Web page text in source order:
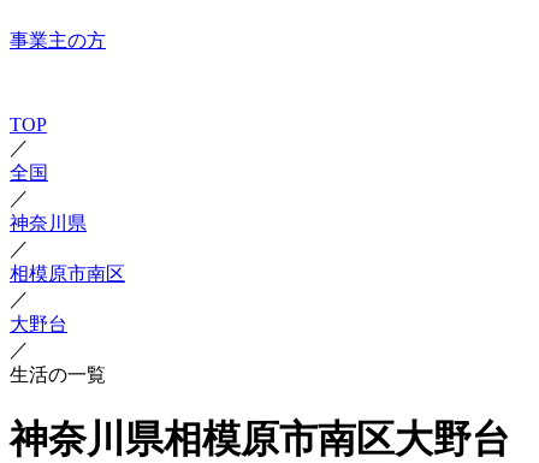
事業主の方
TOP
／
全国
／
神奈川県
／
相模原市南区
／
大野台
／
生活の一覧
神奈川県相模原市南区大野台